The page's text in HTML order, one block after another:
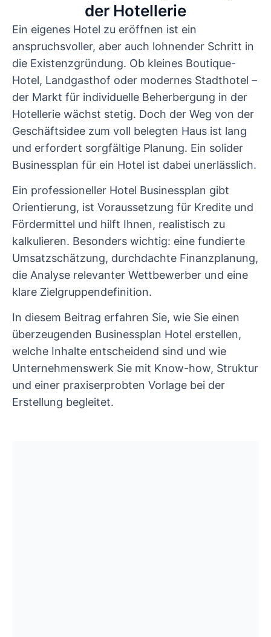
der Hotellerie
Ein eigenes Hotel zu eröffnen ist ein
anspruchsvoller, aber auch lohnender Schritt in
die Existenzgründung. Ob kleines Boutique-
Hotel, Landgasthof oder modernes Stadthotel –
der Markt für individuelle Beherbergung in der
Hotellerie wächst stetig. Doch der Weg von der
Geschäftsidee zum voll belegten Haus ist lang
und erfordert sorgfältige Planung. Ein solider
Businessplan für ein Hotel ist dabei unerlässlich.
Ein professioneller Hotel Businessplan gibt
Orientierung, ist Voraussetzung für Kredite und
Fördermittel und hilft Ihnen, realistisch zu
kalkulieren. Besonders wichtig: eine fundierte
Umsatzschätzung, durchdachte Finanzplanung,
die Analyse relevanter Wettbewerber und eine
klare Zielgruppendefinition.
In diesem Beitrag erfahren Sie, wie Sie einen
überzeugenden Businessplan Hotel erstellen,
welche Inhalte entscheidend sind und wie
Unternehmenswerk Sie mit Know-how, Struktur
und einer praxiserprobten Vorlage bei der
Erstellung begleitet.